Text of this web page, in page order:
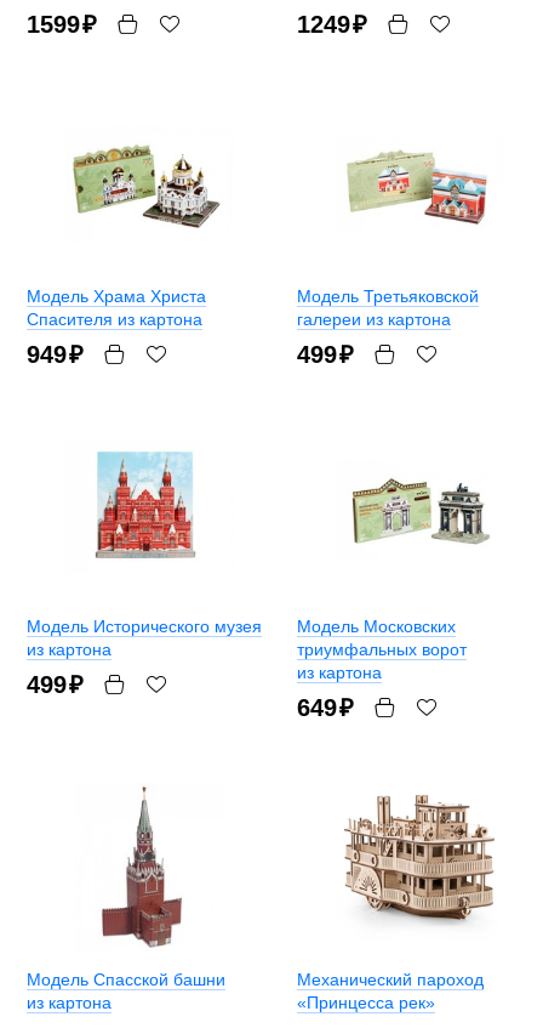
1599₽ 1249₽
Модель Храма Христа
Спасителя из картона
949₽
Модель Третьяковской
галереи из картона
499₽
Модель Исторического музея
из картона
499₽
Модель Московских
триумфальных ворот
из картона
649₽
Модель Спасской башни
из картона
Механический пароход
«Принцесса рек»